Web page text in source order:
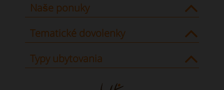
Naše ponuky
Tematické dovolenky
Typy ubytovania